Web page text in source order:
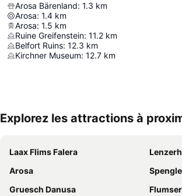
Arosa Bärenland: 1.3 km
Arosa: 1.4 km
Arosa: 1.5 km
Ruine Greifenstein: 11.2 km
Belfort Ruins: 12.3 km
Kirchner Museum: 12.7 km
Explorez les attractions à
Laax Flims Falera
Arosa
Gruesch Danusa